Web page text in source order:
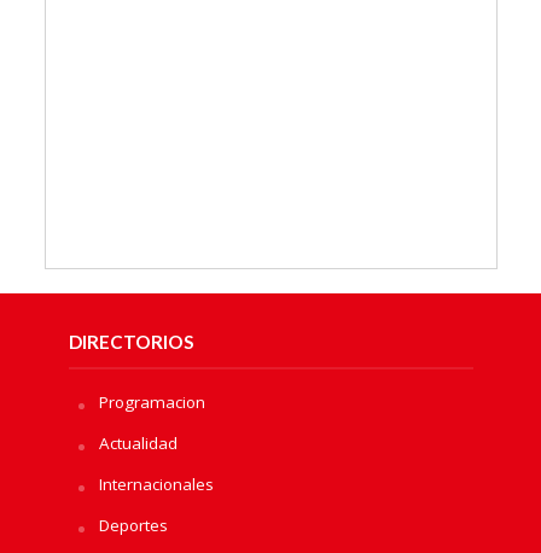
DIRECTORIOS
Programacion
Actualidad
Internacionales
Deportes